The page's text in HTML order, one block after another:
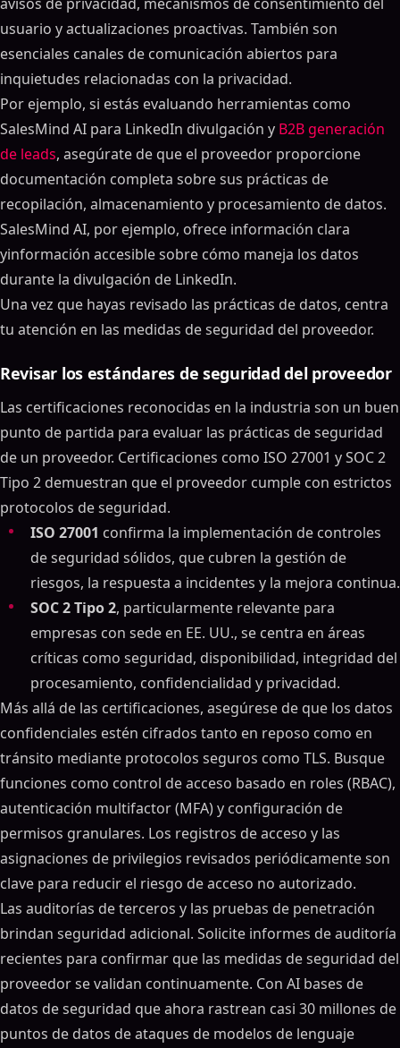
usuario y actualizaciones proactivas. También son
esenciales canales de comunicación abiertos para
inquietudes relacionadas con la privacidad.
Por ejemplo, si estás evaluando herramientas como
SalesMind AI para LinkedIn divulgación y B2B generación
de leads, asegúrate de que el proveedor proporcione
documentación completa sobre sus prácticas de
recopilación, almacenamiento y procesamiento de datos.
SalesMind AI, por ejemplo, ofrece información clara
yinformación accesible sobre cómo maneja los datos
durante la divulgación de LinkedIn.
Una vez que hayas revisado las prácticas de datos, centra
tu atención en las medidas de seguridad del proveedor.
Revisar los estándares de seguridad del proveedor
Las certificaciones reconocidas en la industria son un buen
punto de partida para evaluar las prácticas de seguridad
de un proveedor. Certificaciones como ISO 27001 y SOC 2
Tipo 2 demuestran que el proveedor cumple con estrictos
protocolos de seguridad.
ISO 27001 confirma la implementación de controles
de seguridad sólidos, que cubren la gestión de
riesgos, la respuesta a incidentes y la mejora continua.
SOC 2 Tipo 2, particularmente relevante para
empresas con sede en EE. UU., se centra en áreas
críticas como seguridad, disponibilidad, integridad del
procesamiento, confidencialidad y privacidad.
Más allá de las certificaciones, asegúrese de que los datos
confidenciales estén cifrados tanto en reposo como en
tránsito mediante protocolos seguros como TLS. Busque
funciones como control de acceso basado en roles (RBAC),
autenticación multifactor (MFA) y configuración de
permisos granulares. Los registros de acceso y las
asignaciones de privilegios revisados periódicamente son
clave para reducir el riesgo de acceso no autorizado.
Las auditorías de terceros y las pruebas de penetración
brindan seguridad adicional. Solicite informes de auditoría
recientes para confirmar que las medidas de seguridad del
proveedor se validan continuamente. Con AI bases de
datos de seguridad que ahora rastrean casi 30 millones de
puntos de datos de ataques de modelos de lenguaje